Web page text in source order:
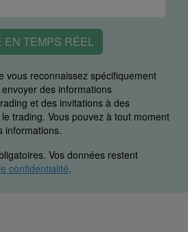
EN TEMPS RÉEL
vous reconnaissez spécifiquement
des informations
et des invitations à des
trading. Vous pouvez à tout moment
informations.
Vos données restent
confidentialité.